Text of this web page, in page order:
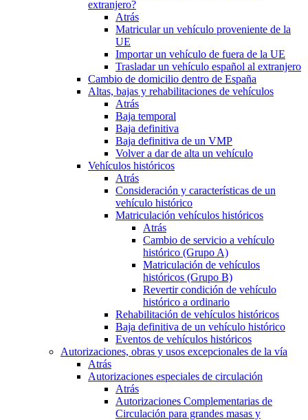
extranjero?
Atrás
Matricular un vehículo proveniente de la
UE
Importar un vehículo de fuera de la UE
Trasladar un vehículo español al extranjero
Cambio de domicilio dentro de España
Altas, bajas y rehabilitaciones de vehículos
Atrás
Baja temporal
Baja definitiva
Baja definitiva de un VMP
Volver a dar de alta un vehículo
Vehículos históricos
Atrás
Consideración y características de un
vehículo histórico
Matriculación vehículos históricos
Atrás
Cambio de servicio a vehículo
histórico (Grupo A)
Matriculación de vehículos
históricos (Grupo B)
Revertir condición de vehículo
histórico a ordinario
Rehabilitación de vehículos históricos
Baja definitiva de un vehículo histórico
Eventos de vehículos históricos
Autorizaciones, obras y usos excepcionales de la vía
Atrás
Autorizaciones especiales de circulación
Atrás
Autorizaciones Complementarias de
Circulación para grandes masas y